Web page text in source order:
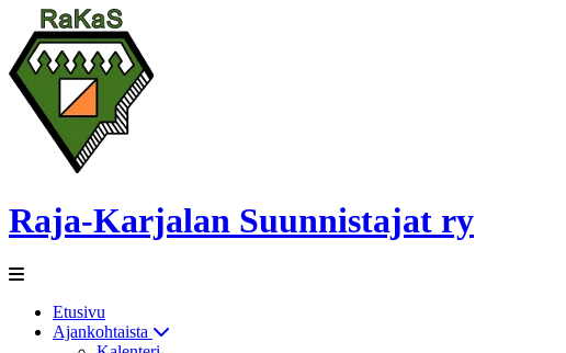
Raja-Karjalan Suunnistajat ry
Etusivu
Ajankohtaista